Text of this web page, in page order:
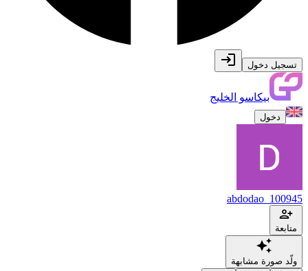
تسجيل دخول
بيكاسو الخليج
دخول
abdodao_100945
متابعة
ولّد صورة مشابهة